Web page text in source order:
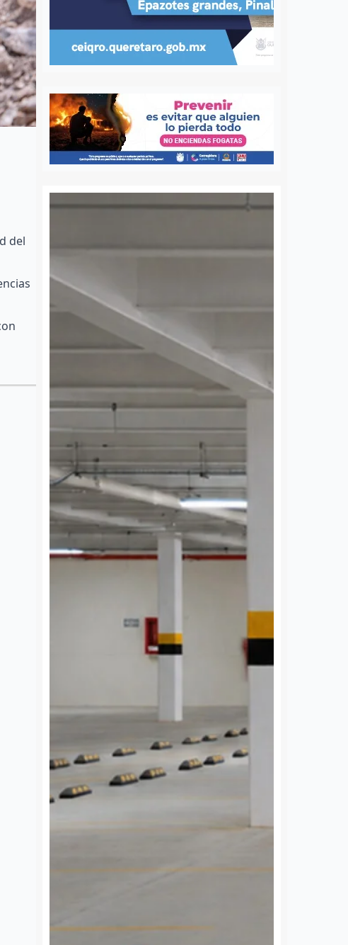
del
7 agosto, 2026
de seis mil estudiantes de
del municipio de
han participado en las
Ocho de cada diez
cantinas tradicionales
reconocimiento facial
Susana Ramos
La Asociación de Cantinas
reconocimiento facial dentro de